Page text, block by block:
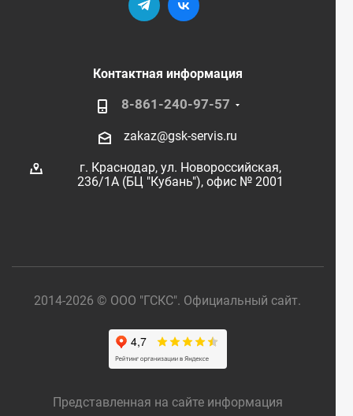
Контактная информация
8-861-240-97-57
zakaz@gsk-servis.ru
г. Краснодар, ул. Новороссийская,
236/1А (БЦ "Кубань"), офис № 2001
2014-2026 © ООО "ГСКС". Официальный сайт.
Представленная на сайте информация